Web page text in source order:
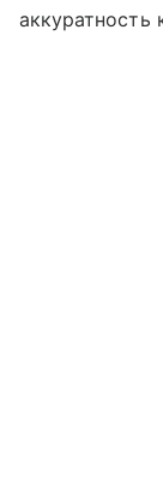
аккуратность